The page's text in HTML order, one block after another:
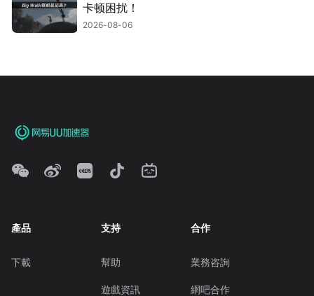
卡顿困扰！
2026-08-06
產品
下載
支持
幫助
遊戲資訊
合作
業務咨詢
網吧合作